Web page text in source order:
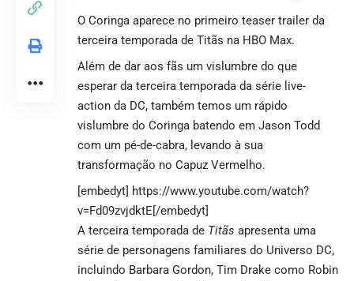
O Coringa aparece no primeiro teaser trailer da
terceira temporada de Titãs na HBO Max.
Além de dar aos fãs um vislumbre do que
esperar da terceira temporada da série live-
action da DC, também temos um rápido
vislumbre do Coringa batendo em Jason Todd
com um pé-de-cabra, levando à sua
transformação no Capuz Vermelho.
[embedyt] https://www.youtube.com/watch?
v=Fd09zvjdktE[/embedyt]
A terceira temporada de Titãs apresenta uma
série de personagens familiares do Universo DC,
incluindo Barbara Gordon, Tim Drake como Robin